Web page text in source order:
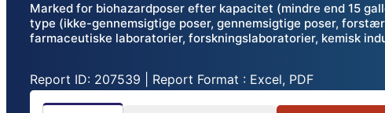
Marked for biohazardposer efter kapacitet (mindre end 15
type (ikke-gennemsigtige poser, gennemsigtige poser,
farmaceutiske laboratorier, forskningslaboratorier, kemisk
Report ID: 207539 | Report Format : Excel, PDF